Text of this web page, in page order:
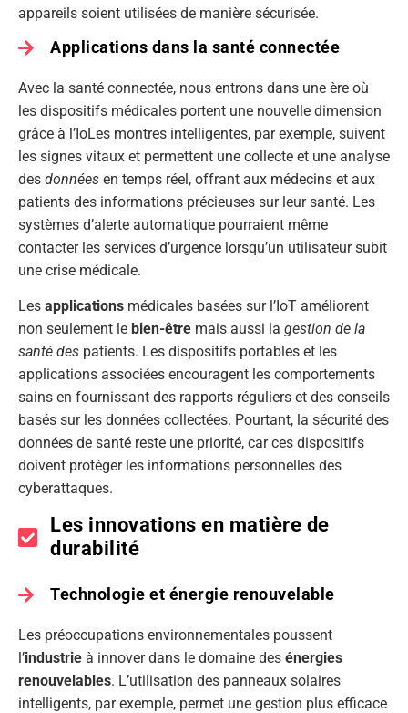
appareils soient utilisées de manière sécurisée.
Applications dans la santé connectée
Avec la santé connectée, nous entrons dans une ère où
les dispositifs médicales portent une nouvelle dimension
grâce à l’IoLes montres intelligentes, par exemple, suivent
les signes vitaux et permettent une collecte et une analyse
des données en temps réel, offrant aux médecins et aux
patients des informations précieuses sur leur santé. Les
systèmes d’alerte automatique pourraient même
contacter les services d’urgence lorsqu’un utilisateur subit
une crise médicale.
Les applications médicales basées sur l’IoT améliorent
non seulement le bien-être mais aussi la gestion de la
santé des patients. Les dispositifs portables et les
applications associées encouragent les comportements
sains en fournissant des rapports réguliers et des conseils
basés sur les données collectées. Pourtant, la sécurité des
données de santé reste une priorité, car ces dispositifs
doivent protéger les informations personnelles des
cyberattaques.
Les innovations en matière de
durabilité
Technologie et énergie renouvelable
Les préoccupations environnementales poussent
l’industrie à innover dans le domaine des énergies
renouvelables. L’utilisation des panneaux solaires
intelligents, par exemple, permet une gestion plus efficace